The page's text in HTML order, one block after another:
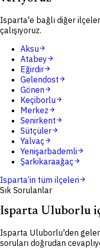
Isparta'e bağlı diğer
çalışıyoruz.
Aksuarrow_forward
Atabeyarrow_forward
Eğirdirarrow_forward
Gelendostarrow_forward
Gönenarrow_forward
Keçiborluarrow_forward
Merkezarrow_forward
Senirkentarrow_forward
Sütçülerarrow_forward
Yalvaçarrow_forward
Yenişarbademliarrow_forward
Şarkikaraağaçarrow_forward
Isparta’in tüm ilçeleriarrow_forward
Sık Sorulanlar
Isparta Uluborlu
Isparta Uluborlu'den
soruları doğrudan